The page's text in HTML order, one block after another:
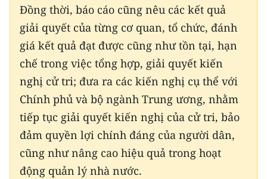
Media Kinh tế
Media Văn hóa
Media Xã hội
Media Pháp luật
Media Du lịch
Media Thế giới
Media Thể thao
Đồng thời, báo cáo cũng nêu các kết quả
giải quyết của từng cơ quan, tổ chức, đánh
giá kết quả đạt được cũng như tồn tại, hạn
chế trong việc tổng hợp, giải quyết kiến
nghị cử tri; đưa ra các kiến nghị cụ thể với
Chính phủ và bộ ngành Trung ương, nhằm
tiếp tục giải quyết kiến nghị của cử tri, bảo
đảm quyền lợi chính đáng của người dân,
cũng như nâng cao hiệu quả trong hoạt
động quản lý nhà nước.